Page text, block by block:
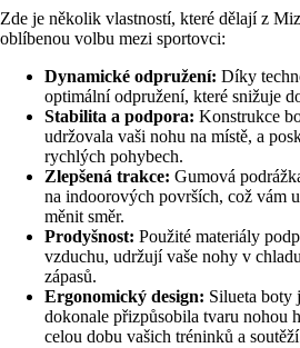
Zde je několik vlastností, které dělají z
oblíbenou volbu mezi sportovci:
Dynamické odpružení: Díky
optimální odpružení, které snižuje
Stabilita a podpora: Konstrukce
udržovala vaši nohu na místě, a
rychlých pohybech.
Zlepšená trakce: Gumová
na indoorových površích, což vám
měnit směr.
Prodyšnost: Použité materiály
vzduchu, udržují vaše nohy v
zápasů.
Ergonomický design: Silueta boty
dokonale přizpůsobila tvaru nohou
celou dobu vašich tréninků a